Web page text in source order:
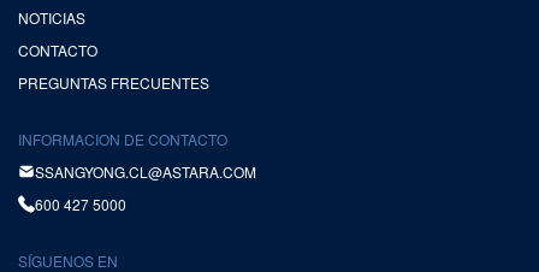
NOTICIAS
CONTACTO
PREGUNTAS FRECUENTES
INFORMACION DE CONTACTO
SSANGYONG.CL@ASTARA.COM
600 427 5000
SÍGUENOS EN